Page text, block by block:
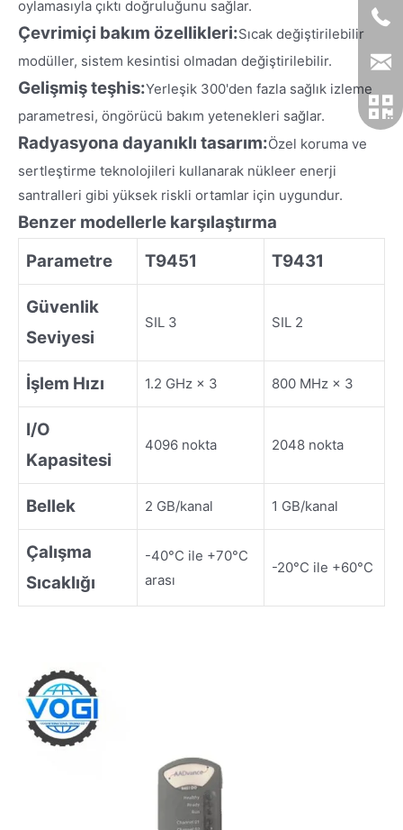
oylamasıyla çıktı doğruluğunu sağlar.
Çevrimiçi bakım özellikleri:Sıcak değiştirilebilir
modüller, sistem kesintisi olmadan değiştirilebilir.
Gelişmiş teşhis:Yerleşik 300'den fazla sağlık izleme
parametresi, öngörücü bakım yetenekleri sağlar.
Radyasyona dayanıklı tasarım:Özel koruma ve
sertleştirme teknolojileri kullanarak nükleer enerji
santralleri gibi yüksek riskli ortamlar için uygundur.
Benzer modellerle karşılaştırma
Parametre
T9451 T9431
Güvenlik
Seviyesi
SIL 3 SIL 2
İşlem Hızı 1.2 GHz × 3 800 MHz × 3
I/O
Kapasitesi
4096 nokta 2048 nokta
Bellek 2 GB/kanal 1 GB/kanal
Çalışma
Sıcaklığı
-40°C ile +70°C
arası
-20°C ile +60°C